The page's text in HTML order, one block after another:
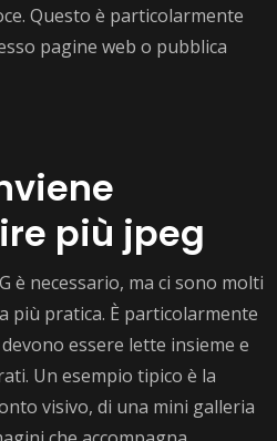
Questo è particolarmente
pagine web o pubblica
più jpeg
è necessario, ma ci sono molti
più pratica. È particolarmente
essere lette insieme e
Un esempio tipico è la
visivo, di una mini galleria